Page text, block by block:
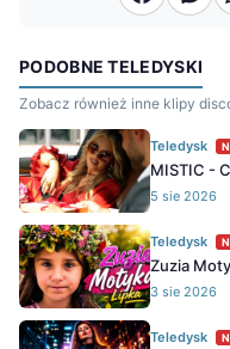
PODOBNE TELEDYSKI
Zobacz również inne klipy
Teledysk
MISTIC -
5 sie 2026
Teledysk
Zuzia
3 sie 2026
Teledysk